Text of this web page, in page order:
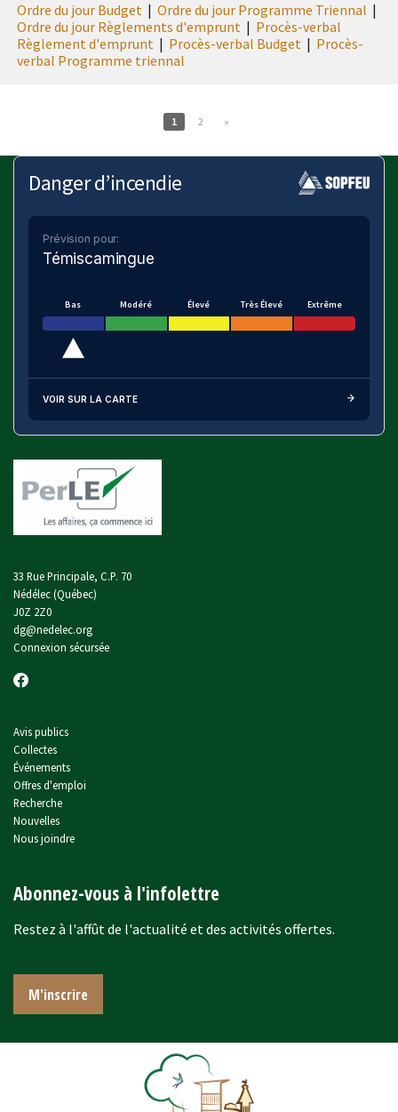
Ordre du jour Budget| Ordre du jour Programme Triennal |
Ordre du jour Règlements d'emprunt| Procès-verbal
Règlement d'emprunt| Procès-verbal Budget| Procès-
verbal Programme triennal
1 2 »
Danger d’incendie
Prévision pour:
Témiscamingue
Bas Modéré Élevé Très Élevé Extrême
VOIR SUR LA CARTE
33 Rue Principale, C.P. 70
Nédélec (Québec)
J0Z 2Z0
dg@nedelec.org
Connexion sécursée
Avis publics
Collectes
Événements
Offres d'emploi
Recherche
Nouvelles
Nous joindre
Abonnez-vous à l'infolettre
Restez à l'affût de l'actualité et des activités offertes.
M'inscrire